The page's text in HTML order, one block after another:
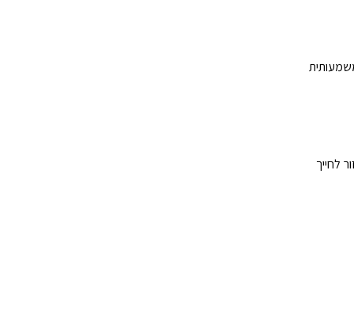
אחוזי ההצלחה עומדים על מעל 95%, עם ירידה משמעותית
לחייך